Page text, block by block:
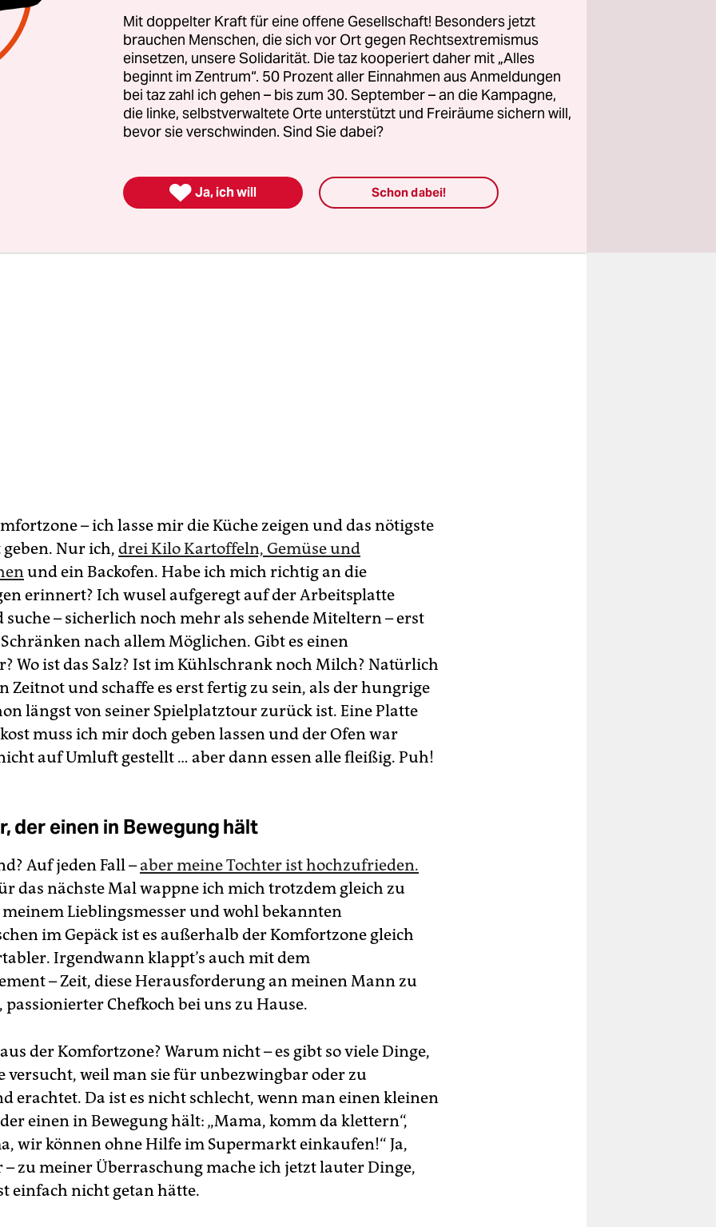
ich werde auch mal kochen!“, sage ich. Die Kinder in
freuen sich sehr, wenn ihre Eltern ein, zwei Mal
der Essenszubereitung einspringen und zum Essen
ich meiner Tochter diese Freude vorenthalten, weil mir
aber nicht mehr – mein Ehrgeiz ist geweckt!
– ich lasse mir die Küche zeigen und das nötigste
Nur ich, drei Kilo Kartoffeln, Gemüse und
und ein Backofen. Habe ich mich richtig an die
erinnert? Ich wusel aufgeregt auf der Arbeitsplatte
– sicherlich noch mehr als sehende Miteltern – erst
nach allem Möglichen. Gibt es einen
Wo ist das Salz? Ist im Kühlschrank noch Milch? Natürlich
Zeitnot und schaffe es erst fertig zu sein, als der hungrige
längst von seiner Spielplatztour zurück ist. Eine Platte
muss ich mir doch geben lassen und der Ofen war
auf Umluft gestellt … aber dann essen alle fleißig. Puh!
der einen in Bewegung hält
Auf jeden Fall –aber meine Tochter ist hochzufrieden.
das nächste Mal wappne ich mich trotzdem gleich zu
Lieblingsmesser und wohl bekannten
im Gepäck ist es außerhalb der Komfortzone gleich
Irgendwann klappt’s auch mit dem
– Zeit, diese Herausforderung an meinen Mann zu
passionierter Chefkoch bei uns zu Hause.
der Komfortzone? Warum nicht – es gibt so viele Dinge,
versucht, weil man sie für unbezwingbar oder zu
erachtet. Da ist es nicht schlecht, wenn man einen kleinen
einen in Bewegung hält: „Mama, komm da klettern“,
wir können ohne Hilfe im Supermarkt einkaufen!“ Ja,
zu meiner Überraschung mache ich jetzt lauter Dinge,
einfach nicht getan hätte.
Mit doppelter Kraft für eine offene Gesellschaft! Besonders jetzt
brauchen Menschen, die sich vor Ort gegen Rechtsextremismus
einsetzen, unsere Solidarität. Die taz kooperiert daher mit „Alles
beginnt im Zentrum“. 50 Prozent aller Einnahmen aus Anmeldungen
bei taz zahl ich gehen – bis zum 30. September – an die Kampagne,
die linke, selbstverwaltete Orte unterstützt und Freiräume sichern will,
bevor sie verschwinden. Sind Sie dabei?
 Ja, ich will Schon dabei!